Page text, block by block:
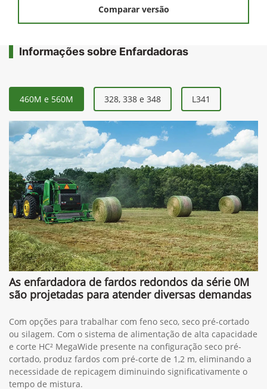
Comparar versão
Informações sobre Enfardadoras
460M e 560M 328, 338 e 348 L341
As enfardadora de fardos redondos da série 0M
são projetadas para atender diversas demandas
Com opções para trabalhar com feno seco, seco pré-cortado
ou silagem. Com o sistema de alimentação de alta capacidade
e corte HC² MegaWide presente na configuração seco pré-
cortado, produz fardos com pré-corte de 1,2 m, eliminando a
necessidade de repicagem diminuindo significativamente o
tempo de mistura.